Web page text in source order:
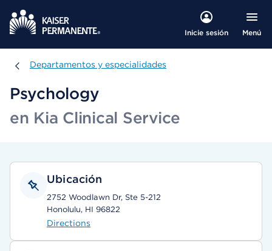
Inicie sesión Menú
Departamentos y especialidades
Departamentos y especialidades
Psychology
en Kia Clinical Service
Ubicación
2752 Woodlawn Dr, Ste 5-212
Honolulu, HI 96822
Directions